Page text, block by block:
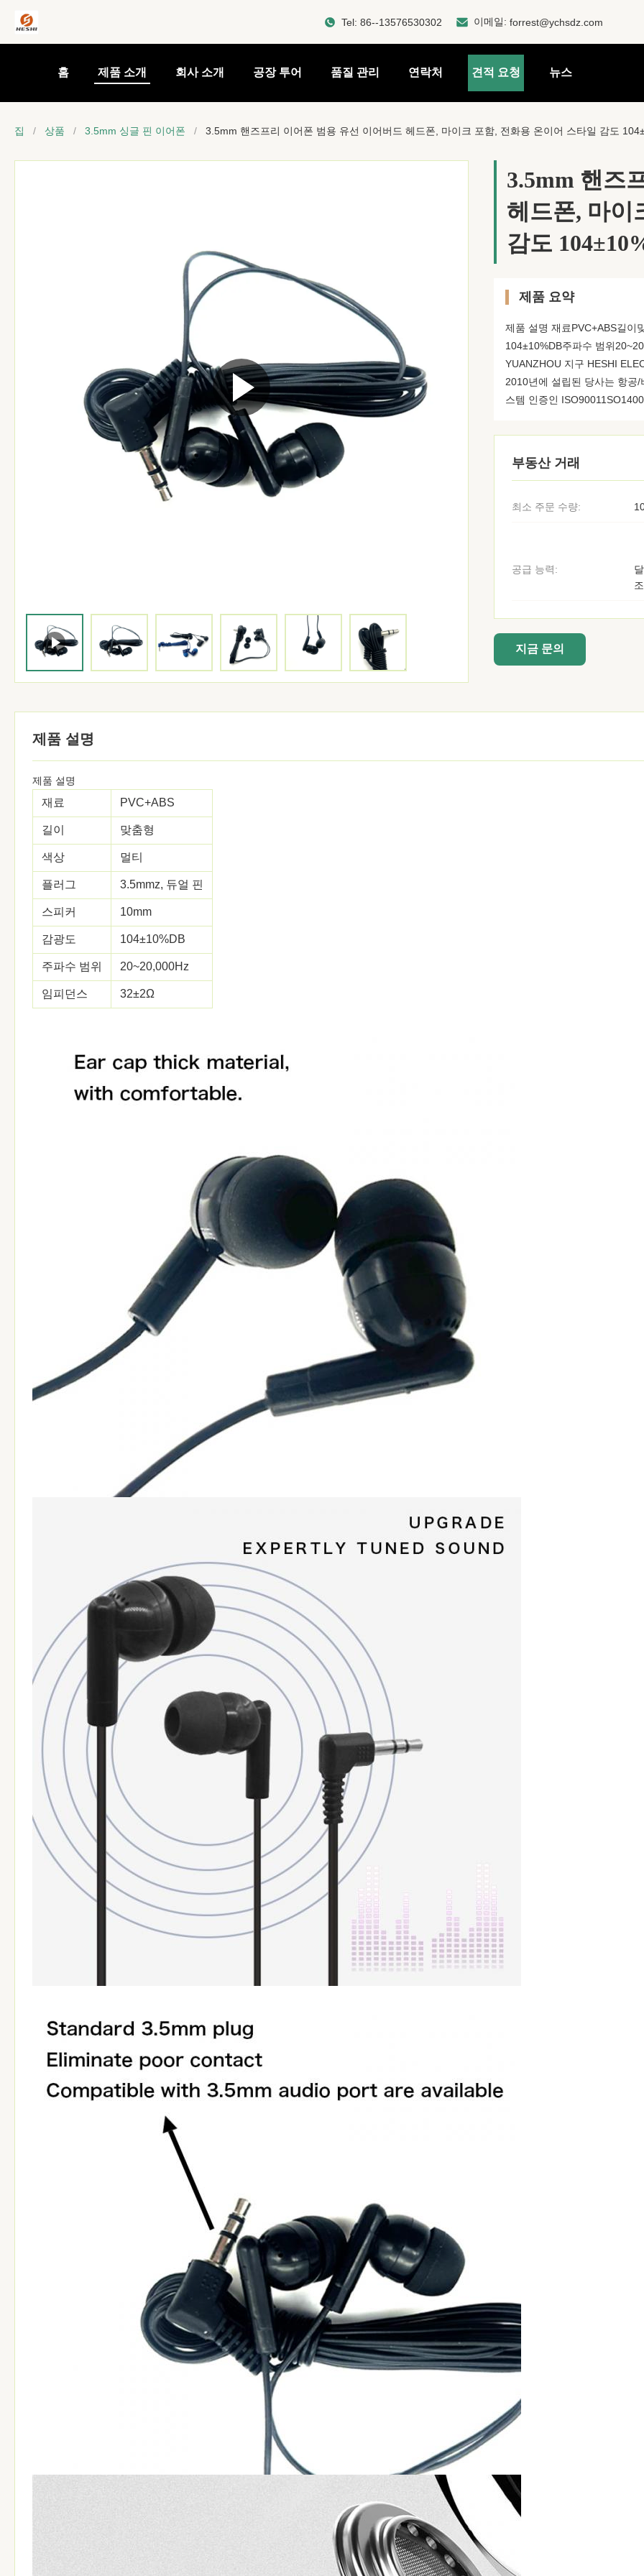
Tel: 86--13576530302 이메일: forrest@ychsdz.com
홈 제품 소개 회사 소개 공장 투어 품질 관리 연락처 견적 요청 뉴스
집 / 상품 / 3.5mm 싱글 핀 이어폰 / 3.5mm 핸즈프리 이어폰 범용 유선 이어버드 헤드폰, 마이크 포함, 전화용 온이어 스타일 감도
3.5mm 핸즈
헤드폰, 마이
감도
제품 요약
제품 설명 재료PVC+ABS길이
104±10%DB주파수 범위
YUANZHOU 지구 HESHI
2010년에 설립된 당사는 항공
스템 인증인
부동산 거래
최소 주문 수량:
공급 능력:
지금 문의
제품 설명
제품 설명
재료 PVC+ABS
길이 맞춤형
색상 멀티
플러그 3.5mmz, 듀얼 핀
스피커 10mm
감광도 104±10%DB
주파수 범위 20~20,000Hz
임피던스 32±2Ω